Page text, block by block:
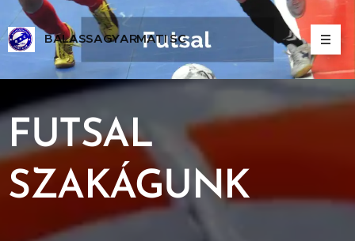
BALASSAGYARMATI SC
ALASSAGYARMATI SPORT CLUB
FUTSAL
SZAKÁGUNK